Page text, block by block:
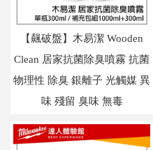
【飆破盤】木易潔 Wooden
Clean 居家抗菌除臭噴霧 抗菌
物理性 除臭 銀離子 光觸媒 異
味 殘留 臭味 無毒